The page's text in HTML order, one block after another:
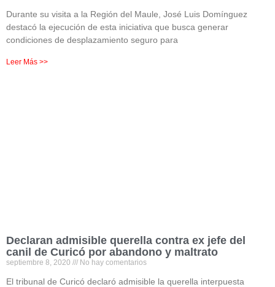
Durante su visita a la Región del Maule, José Luis Domínguez
destacó la ejecución de esta iniciativa que busca generar
condiciones de desplazamiento seguro para
Leer Más >>
Declaran admisible querella contra ex jefe del
canil de Curicó por abandono y maltrato
septiembre 8, 2020 No hay comentarios
El tribunal de Curicó declaró admisible la querella interpuesta